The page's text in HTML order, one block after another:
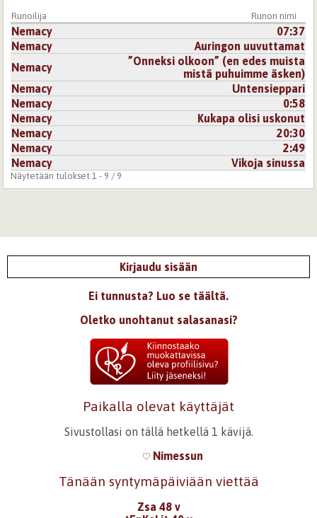
Runoilija Runon nimi
Nemacy
07:37
Nemacy
Auringon uuvuttamat
Nemacy
”Onneksi olkoon” (en edes muista
mistä puhuimme äsken)
Nemacy
Untensieppari
Nemacy
0:58
Nemacy
Kukapa olisi uskonut
Nemacy
20:30
Nemacy
2:49
Nemacy
Vikoja sinussa
Näytetään tulokset 1 - 9 / 9
Kirjaudu sisään
Ei tunnusta? Luo se täältä.
Oletko unohtanut salasanasi?
Paikalla olevat käyttäjät
Sivustollasi on tällä hetkellä 1 kävijä.
Nimessun
Tänään syntymäpäiviään viettää
Zsa 48 v